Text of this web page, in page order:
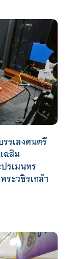
รเลงดนตรี
ฉลิม
รเมนทร
ระวชิรเกล้า